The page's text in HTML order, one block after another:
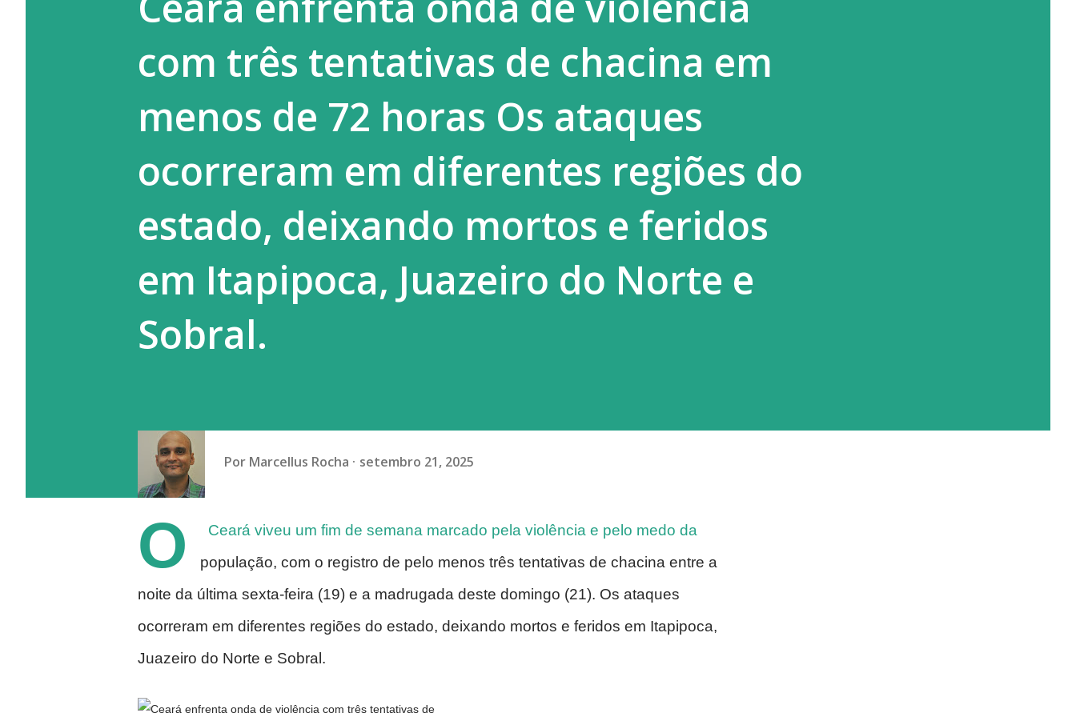
Serviços à Comunidade (PSC) e Liberdade Assistida (LA), previstas para
adolescentes autores de atos infracionais. No documento, o MP
com três tentativas de chacina em
menos de 72 horas Os ataques
ocorreram em diferentes regiões do
estado, deixando mortos e feridos
em Itapipoca, Juazeiro do Norte e
Sobral.
Por Marcellus Rocha setembro 21, 2025
O
Ceará viveu um fim de semana marcado pela violência e pelo medo da
população, com o registro de pelo menos três tentativas de chacina entre a
noite da última sexta-feira (19) e a madrugada deste domingo (21). Os ataques
ocorreram em diferentes regiões do estado, deixando mortos e feridos em Itapipoca,
Juazeiro do Norte e Sobral.